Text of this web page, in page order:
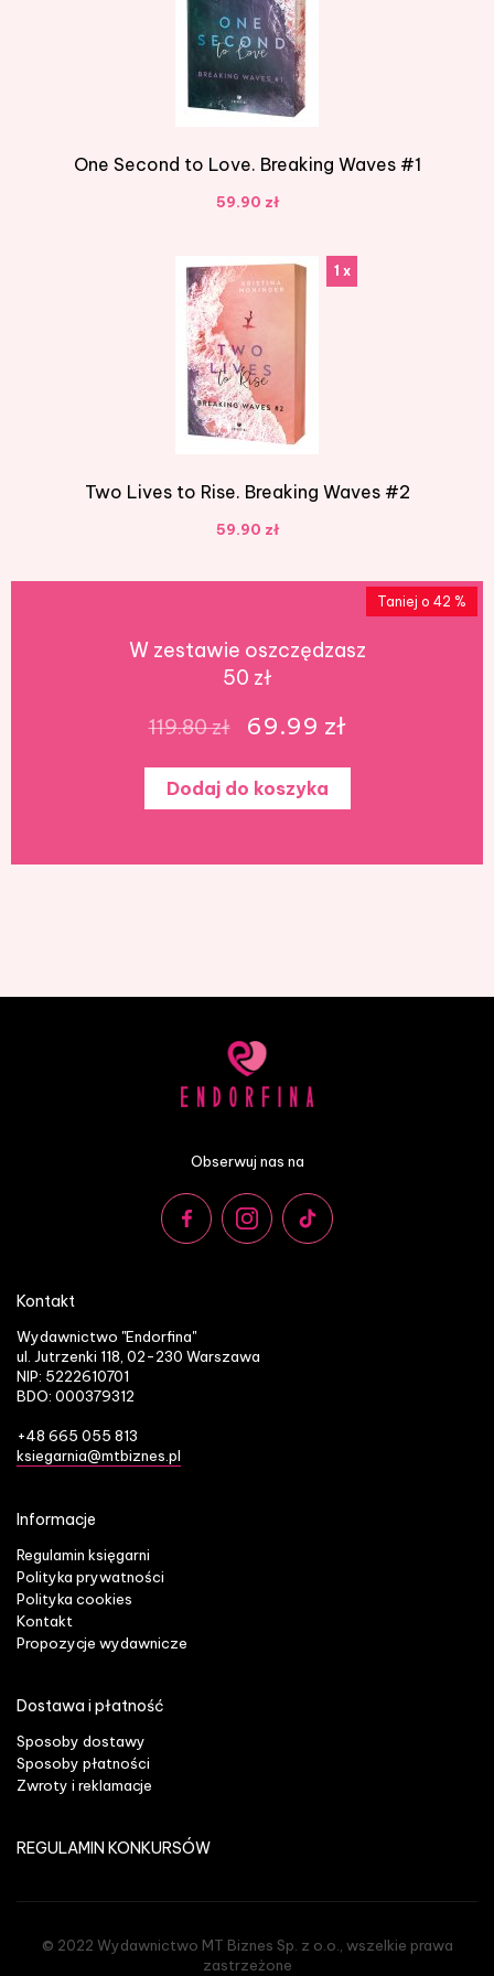
One Second to Love. Breaking Waves #1
59.90 zł
1 x
Two Lives to Rise. Breaking Waves #2
59.90 zł
Taniej o 42 %
W zestawie oszczędzasz
50 zł
119.80 zł
69.99 zł
Dodaj do koszyka
Obserwuj nas na
Kontakt
Wydawnictwo "Endorfina"
ul. Jutrzenki 118, 02-230 Warszawa
NIP: 5222610701
BDO: 000379312
+48 665 055 813
ksiegarnia@mtbiznes.pl
Informacje
Regulamin księgarni
Polityka prywatności
Polityka cookies
Kontakt
Propozycje wydawnicze
Dostawa i płatność
Sposoby dostawy
Sposoby płatności
Zwroty i reklamacje
REGULAMIN KONKURSÓW
© 2022 Wydawnictwo MT Biznes Sp. z o.o., wszelkie prawa
zastrzeżone